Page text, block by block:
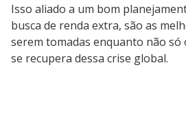
Isso aliado a um bom
busca de renda extra, são as
serem tomadas enquanto não só
se recupera dessa crise global.